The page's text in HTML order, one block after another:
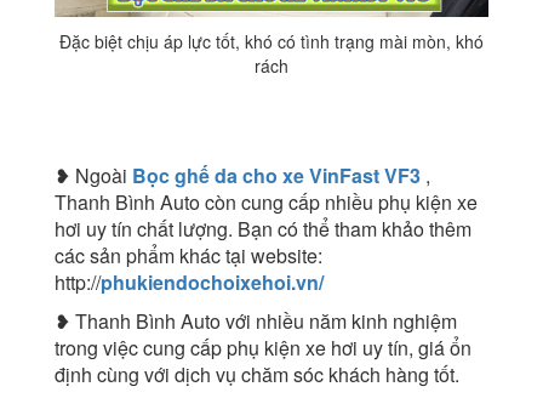
Đặc biệt chịu áp lực tốt, khó có tình trạng mài mòn, khó
rách
❥ Ngoài Bọc ghế da cho xe VinFast VF3 ,
Thanh Bình Auto còn cung cấp nhiều phụ kiện xe
hơi uy tín chất lượng. Bạn có thể tham khảo thêm
các sản phẩm khác tại website:
http://phukiendochoixehoi.vn/
❥ Thanh Bình Auto với nhiều năm kinh nghiệm
trong việc cung cấp phụ kiện xe hơi uy tín, giá ổn
định cùng với dịch vụ chăm sóc khách hàng tốt.